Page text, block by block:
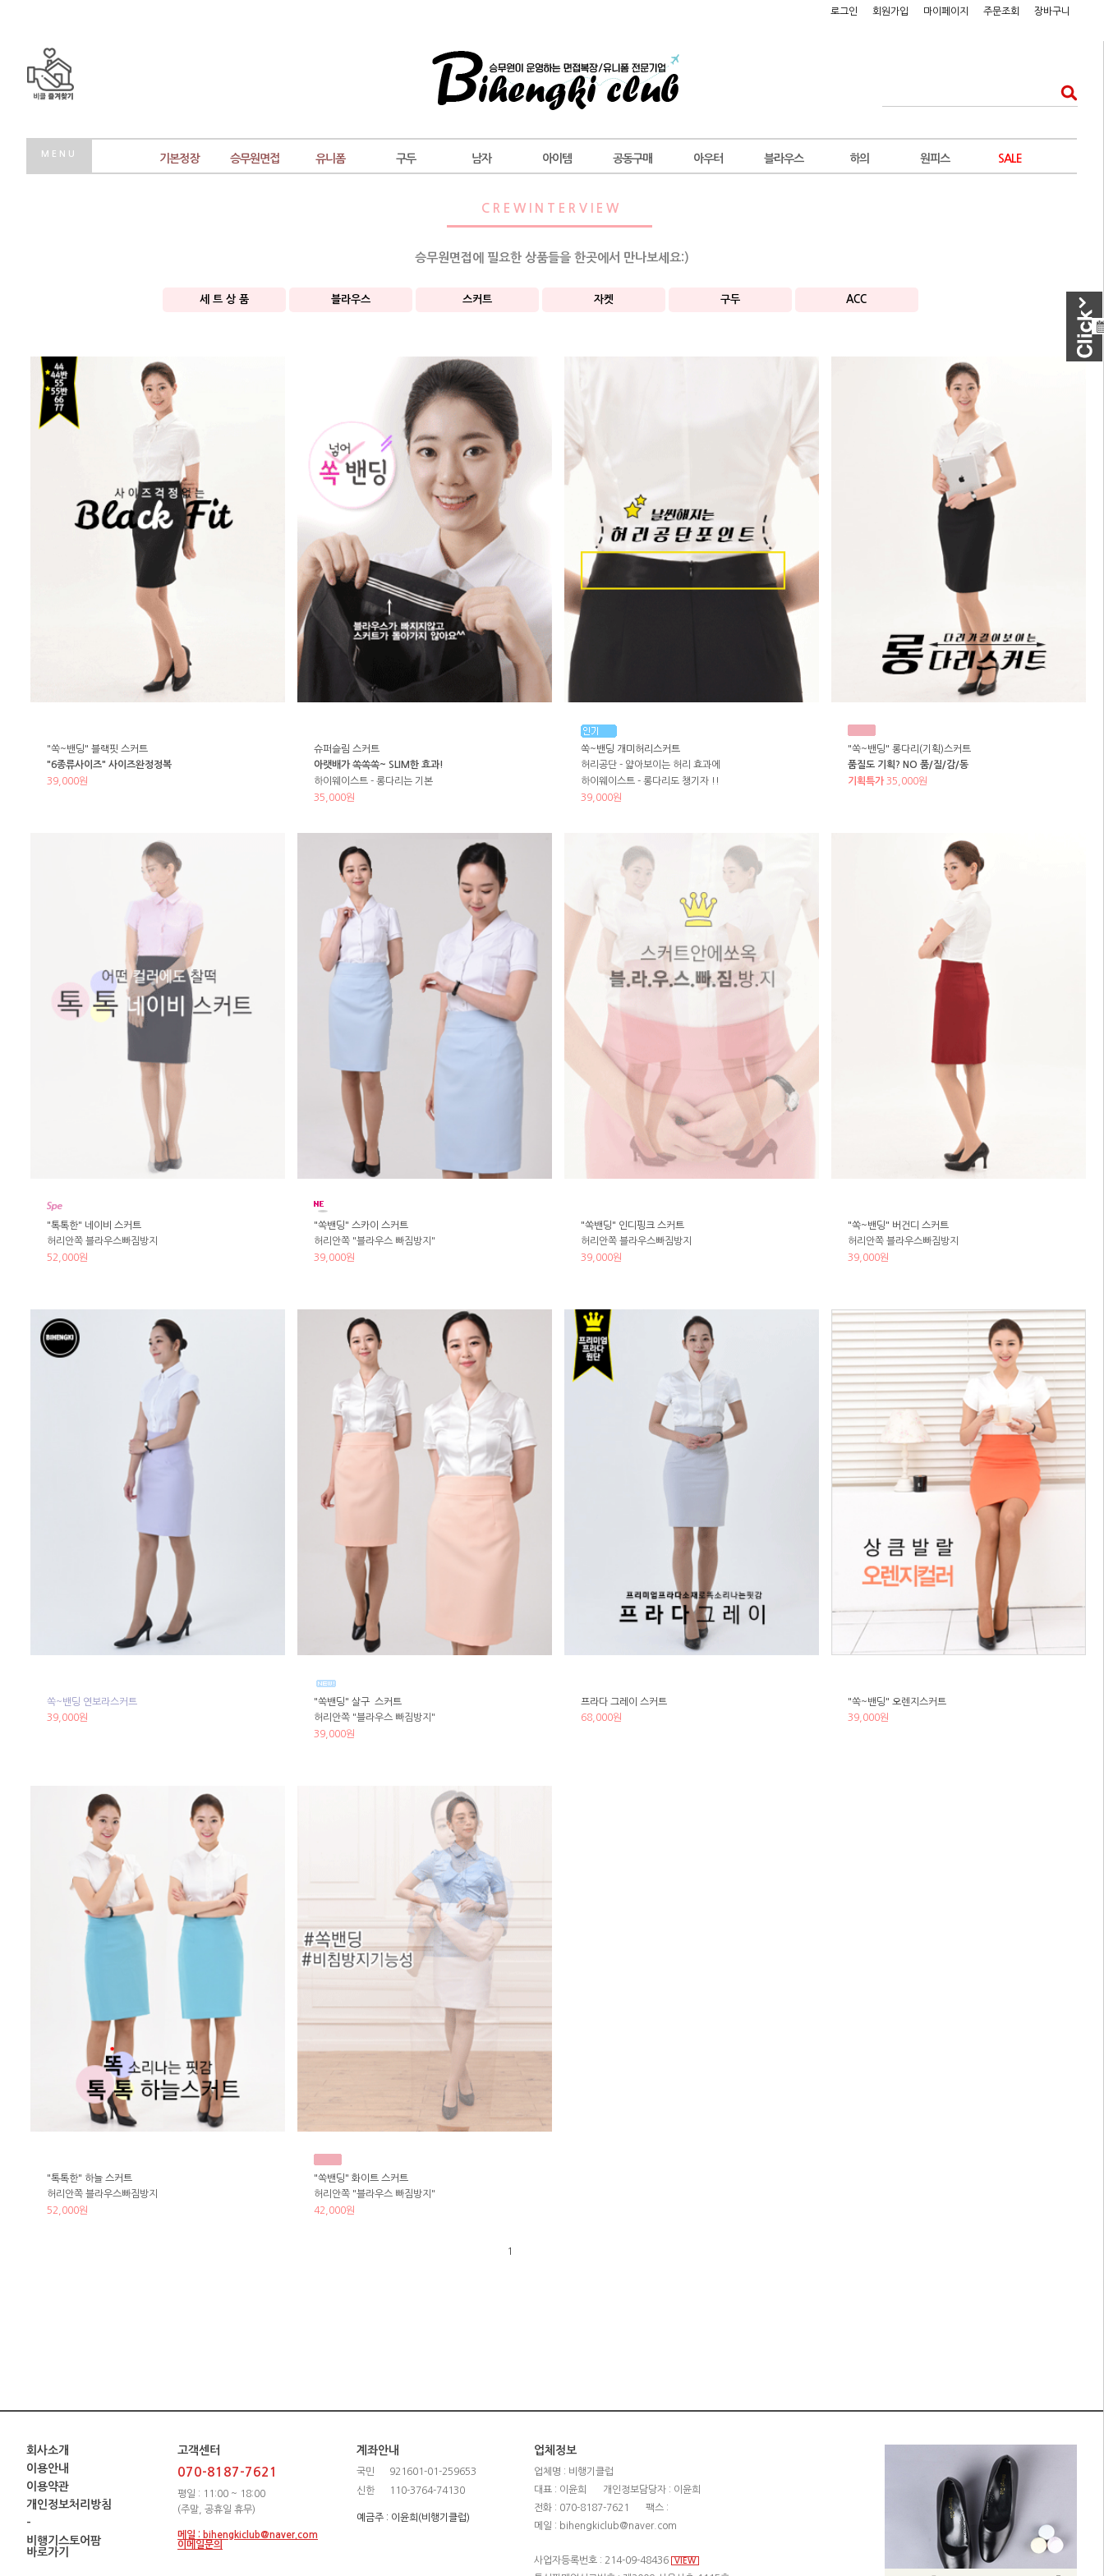
로그인 회원가입 마이페이지 주문조회 장바구니
MENU 기본정장 승무원면접 유니폼 구두 남자 아이템 공동구매 아우터 블라우스 하의 원피스 SALE
C R E W I N T E R V I E W
승무원면접에 필요한 상품들을 한곳에서 만나보세요:)
세 트 상 품 블라우스 스커트 자켓 구두 ACC
"쏙~밴딩" 블랙핏 스커트
"6종류사이즈" 사이즈완정정복
39,000원
슈퍼슬림 스커트
아랫배가 쏙쏙쏙~ SLIM한 효과!
하이웨이스트 - 롱다리는 기본
35,000원
쏙~밴딩 개미허리스커트
허리공단 - 얇아보이는 허리 효과에
하이웨이스트 - 롱다리도 챙기자 !!
39,000원
"쏙~밴딩" 롱다리(기획)스커트
품질도 기획? NO 품/질/감/동
기획특가 35,000원
"톡톡한" 네이비 스커트
허리안쪽 블라우스빠짐방지
52,000원
"쏙밴딩" 스카이 스커트
허리안쪽 "블라우스 빠짐방지"
39,000원
"쏙밴딩" 인디핑크 스커트
허리안쪽 블라우스빠짐방지
39,000원
"쏙~밴딩" 버건디 스커트
허리안쪽 블라우스빠짐방지
39,000원
쏙~밴딩 연보라스커트
39,000원
"쏙밴딩" 살구 스커트
허리안쪽 "블라우스 빠짐방지"
39,000원
프라다 그레이 스커트
68,000원
"쏙~밴딩" 오렌지스커트
39,000원
"톡톡한" 하늘 스커트
허리안쪽 블라우스빠짐방지
52,000원
"쏙밴딩" 화이트 스커트
허리안쪽 "블라우스 빠짐방지"
42,000원
1
회사소개
이용안내
이용약관
개인정보처리방침
-
비행기스토어팜
바로가기
고객센터
070-8187-7621
평일 : 11:00 ~ 18:00
(주말, 공휴일 휴무)
메일 : bihengkiclub@naver.com
이메일문의
계좌안내
국민
921601-01-259653
신한
110-3764-74130
예금주 : 이윤희(비행기클럽)
업체정보
업체명 : 비행기클럽
대표 : 이윤희
개인정보담당자 : 이윤희
전화 : 070-8187-7621
팩스 :
메일 : bihengkiclub@naver.com
사업자등록번호 : 214-09-48436 VIEW